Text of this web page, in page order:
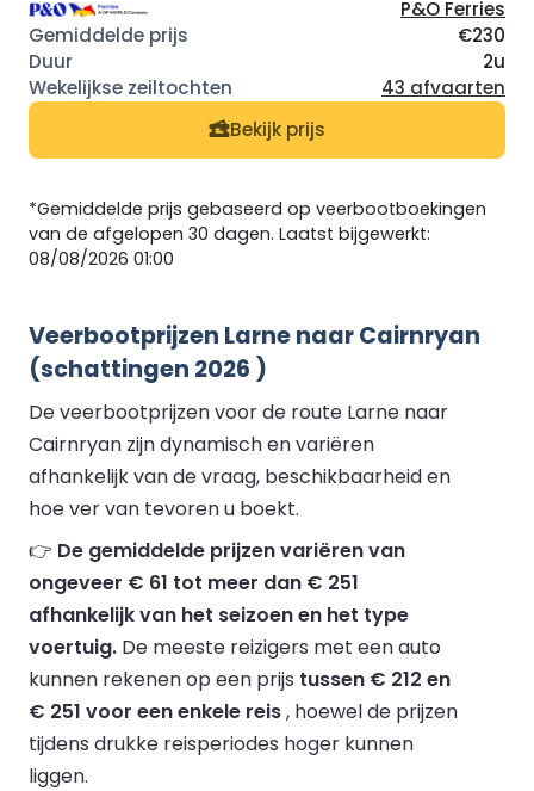
P&O Ferries
€230
2u
43 afvaarten
Bekijk prijs
*Gemiddelde prijs gebaseerd op veerbootboekingen
van de afgelopen 30 dagen. Laatst bijgewerkt:
08/08/2026 01:00
Veerbootprijzen Larne naar Cairnryan
(schattingen 2026 )
De veerbootprijzen voor de route Larne naar
Cairnryan zijn dynamisch en variëren
afhankelijk van de vraag, beschikbaarheid en
hoe ver van tevoren u boekt.
👉 De gemiddelde prijzen variëren van
ongeveer € 61 tot meer dan € 251
afhankelijk van het seizoen en het type
voertuig. De meeste reizigers met een auto
kunnen rekenen op een prijs tussen € 212 en
€ 251 voor een enkele reis, hoewel de prijzen
tijdens drukke reisperiodes hoger kunnen
liggen.